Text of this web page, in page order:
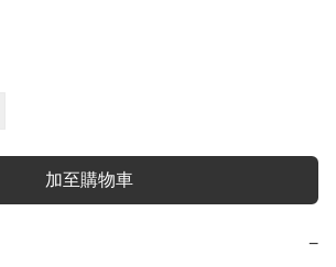
加至購物車
−